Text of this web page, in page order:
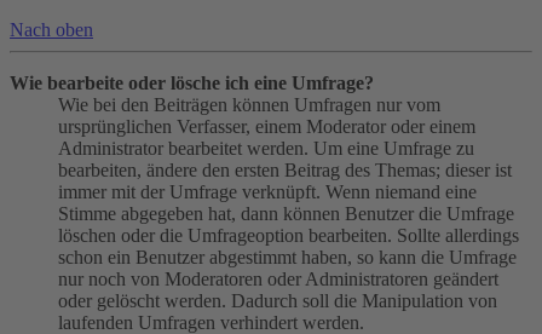
Nach oben
Wie bearbeite oder lösche ich eine Umfrage?
Wie bei den Beiträgen können Umfragen nur vom
ursprünglichen Verfasser, einem Moderator oder einem
Administrator bearbeitet werden. Um eine Umfrage zu
bearbeiten, ändere den ersten Beitrag des Themas; dieser ist
immer mit der Umfrage verknüpft. Wenn niemand eine
Stimme abgegeben hat, dann können Benutzer die Umfrage
löschen oder die Umfrageoption bearbeiten. Sollte allerdings
schon ein Benutzer abgestimmt haben, so kann die Umfrage
nur noch von Moderatoren oder Administratoren geändert
oder gelöscht werden. Dadurch soll die Manipulation von
laufenden Umfragen verhindert werden.